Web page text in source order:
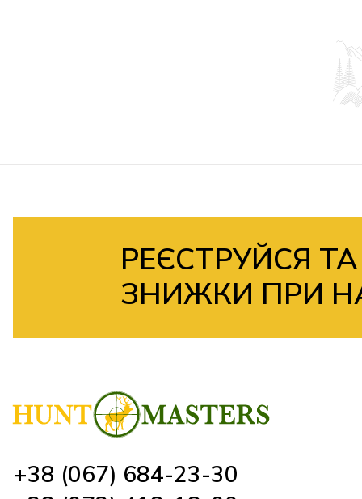
РЕЄСТРУЙСЯ
ЗНИЖКИ ПРИ
+38 (067) 684-23-30